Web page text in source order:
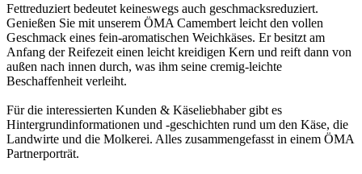
Fettreduziert bedeutet keineswegs auch geschmacksreduziert.
Genießen Sie mit unserem ÖMA Camembert leicht den vollen
Geschmack eines fein-aromatischen Weichkäses. Er besitzt am
Anfang der Reifezeit einen leicht kreidigen Kern und reift dann von
außen nach innen durch, was ihm seine cremig-leichte
Beschaffenheit verleiht.
Für die interessierten Kunden & Käseliebhaber gibt es
Hintergrundinformationen und -geschichten rund um den Käse, die
Landwirte und die Molkerei. Alles zusammengefasst in einem ÖMA
Partnerporträt.